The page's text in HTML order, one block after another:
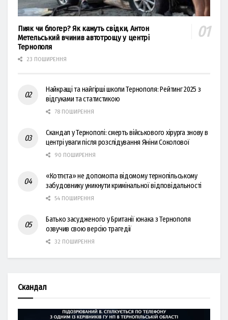
Пияк чи блогер? Як кажуть свідки, Антон
Метельський вчинив автотрощу у центрі
Тернополя
23 ПОШИРЕННЯ
Найкращі та найгірші школи Тернополя: Рейтинг 2025 з
відгуками та статистикою
78 ПОШИРЕННЯ
Скандал у Тернополі: смерть військового хірурга знову в
центрі уваги після розслідування Яніни Соколової
90 ПОШИРЕННЯ
«Котлєта» не допомогла відомому тернопільському
забудовнику уникнути кримінальної відповідальності
54 ПОШИРЕННЯ
Батько засудженого у Британії юнака з Тернополя
озвучив свою версію трагедії
32 ПОШИРЕННЯ
Скандал